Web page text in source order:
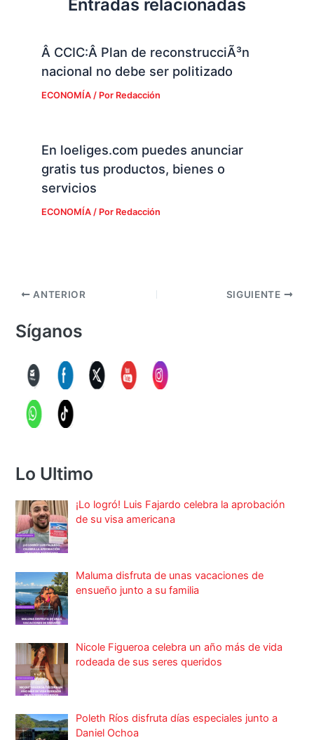
Entradas relacionadas
Â CCIC:Â Plan de reconstrucciÃ³n
nacional no debe ser politizado
ECONOMÍA/ Por Redacción
En loeliges.com puedes anunciar
gratis tus productos, bienes o
servicios
ECONOMÍA/ Por Redacción
ANTERIOR SIGUIENTE
Síganos
Lo Ultimo
¡Lo logró! Luis Fajardo celebra la aprobación
de su visa americana
Maluma disfruta de unas vacaciones de
ensueño junto a su familia
Nicole Figueroa celebra un año más de vida
rodeada de sus seres queridos
Poleth Ríos disfruta días especiales junto a
Daniel Ochoa